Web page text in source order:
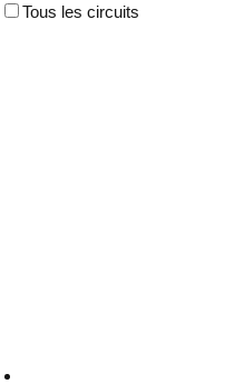
Tous les circuits